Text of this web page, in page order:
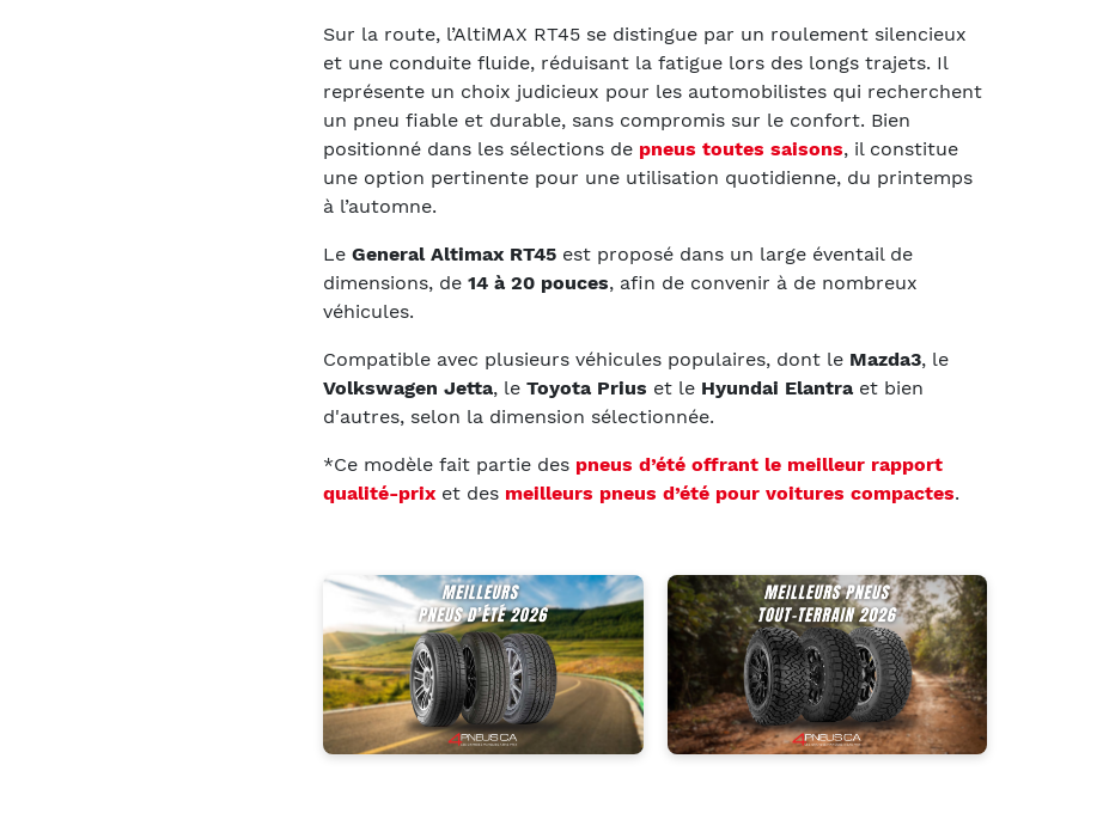
Sur la route, l’AltiMAX RT45 se distingue par un roulement silencieux
et une conduite fluide, réduisant la fatigue lors des longs trajets. Il
représente un choix judicieux pour les automobilistes qui recherchent
un pneu fiable et durable, sans compromis sur le confort. Bien
positionné dans les sélections de pneus toutes saisons, il constitue
une option pertinente pour une utilisation quotidienne, du printemps
à l’automne.
Le General Altimax RT45 est proposé dans un large éventail de
dimensions, de 14 à 20 pouces, afin de convenir à de nombreux
véhicules.
Compatible avec plusieurs véhicules populaires, dont le Mazda3, le
Volkswagen Jetta, le Toyota Prius et le Hyundai Elantraet bien
d'autres, selon la dimension sélectionnée.
*Ce modèle fait partie des pneus d’été offrant le meilleur rapport
qualité-prix et des meilleurs pneus d’été pour voitures compactes.